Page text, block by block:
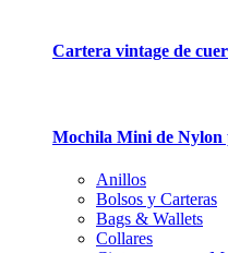
Cartera vintage de
Mochila Mini de Nylon
Anillos
Bolsos y Carteras
Bags & Wallets
Collares